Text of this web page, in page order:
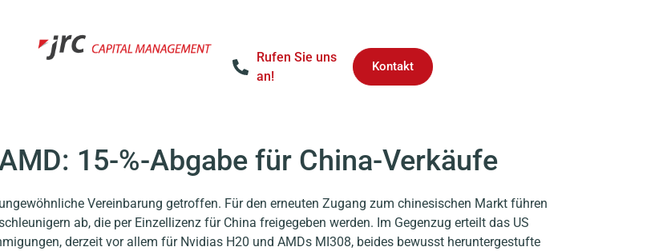
Rufen Sie uns
an!
Kontakt
15-%-Abgabe für China-Verkäufe
Vereinbarung getroffen. Für den erneuten Zugang zum chinesischen Markt führen
ab, die per Einzellizenz für China freigegeben werden. Im Gegenzug erteilt das US
derzeit vor allem für Nvidias H20 und AMDs MI308, beides bewusst heruntergestufte